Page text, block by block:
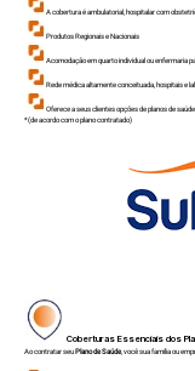
A cobertura é ambulatorial, hospitalar com
Produtos Regionais e Nacionais
Acomodação em quarto individual ou enfermaria
Rede médica altamente conceituada, hospitais e
Oferece a seus clientes opções de planos de
*(de acordo com o plano contratado)
Coberturas Essenciais dos
Ao contratar seuPlano de Saúde, você sua família ou